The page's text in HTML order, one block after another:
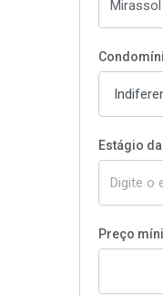
Estágio
Preço